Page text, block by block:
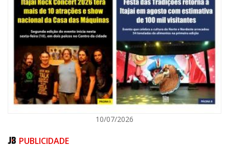
06/08/2026 | 10:14
Defesa Civil de SC monitora formação de ciclone-bomba no Sul do Brasil;
entenda como o fenômeno se forma e quais os impactos no estado
ITAJAÍ
10/07/2026
PUBLICIDADE